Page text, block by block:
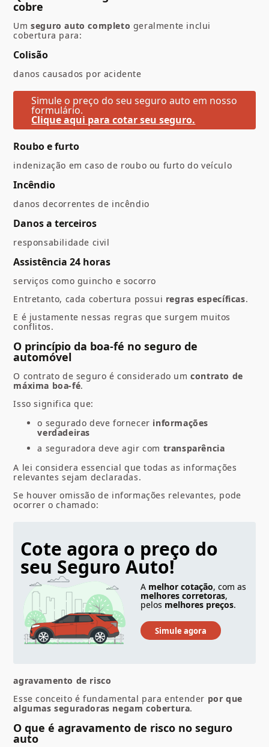
cobre
Umseguro auto completo geralmente inclui
cobertura para:
Colisão
danos causados por acidente
Simule o preço do seu seguro auto em nosso
formulário.
Clique aqui para cotar seu seguro.
Roubo e furto
indenização em caso de roubo ou furto do veículo
Incêndio
danos decorrentes de incêndio
Danos a terceiros
responsabilidade civil
Assistência 24 horas
serviços como guincho e socorro
Entretanto, cada cobertura possui regras específicas.
E é justamente nessas regras que surgem muitos
conflitos.
O princípio da boa-fé no seguro de
automóvel
O contrato de seguro é considerado umcontrato de
máxima boa-fé.
Isso significa que:
o segurado deve fornecer informações
verdadeiras
a seguradora deve agir com transparência
A lei considera essencial que todas as informações
relevantes sejam declaradas.
Se houver omissão de informações relevantes, pode
ocorrer o chamado:
Cote agora o preço do
seu Seguro Auto!
A melhor cotação, com as
melhores corretoras,
pelos melhores preços.
agravamento de risco
Esse conceito é fundamental para entender por que
algumas seguradoras negam cobertura.
O que é agravamento de risco no seguro
auto